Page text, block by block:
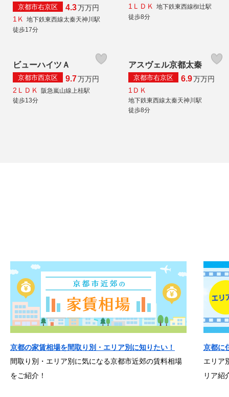
京都市右京区 4.3万万円
1Ｋ 地下鉄東西線太秦天神川駅
徒歩17分
1ＬＤＫ 地下鉄東西線椥辻駅
徒歩8分
ビューハイツＡ
京都市西京区 9.7万万円
2ＬＤＫ
阪急嵐山線上桂駅
徒歩13分
アスヴェル京都太秦
京都市右京区 6.9万万円
1ＤＫ
地下鉄東西線太秦天神川駅
徒歩8分
京都の家賃相場を間取り別・エリア別に知りたい！
間取り別・エリア別に気になる京都市近郊の賃料相場
をご紹介！
京都に
エリア
リア紹